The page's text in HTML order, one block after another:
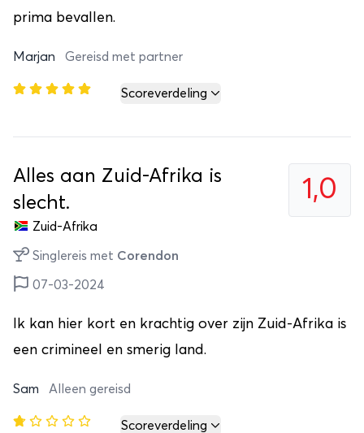
prima bevallen.
Marjan Gereisd met partner
Scoreverdeling
1,0
Alles aan Zuid-Afrika is
slecht.
Zuid-Afrika
Singlereis met Corendon
07-03-2024
Ik kan hier kort en krachtig over zijn Zuid-Afrika is
een crimineel en smerig land.
Sam Alleen gereisd
Scoreverdeling